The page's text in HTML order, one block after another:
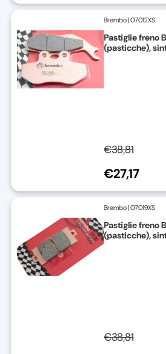
Brembo|07012XS
Pastiglie freno
(pasticche),
€38,81
€27,17
Brembo|07019XS
Pastiglie freno
(pasticche),
€38,81